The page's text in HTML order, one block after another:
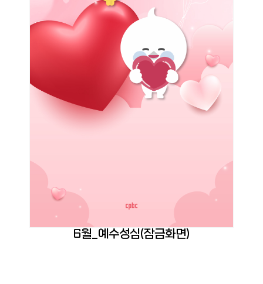
6월_예수성심(잠금화면)